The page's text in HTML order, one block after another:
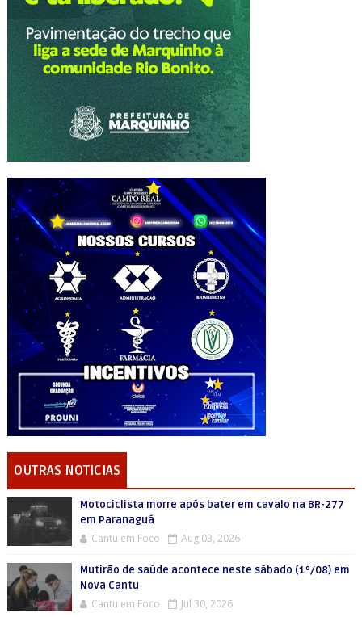
OUTRAS NOTICIAS
Motociclista morre após bater em cavalo na BR-277
em Paranaguá
Cantu em Foco Aug 03, 2026
Mutirão de saúde acontece neste sábado (1º/08) em
Nova Cantu
Cantu em Foco Jul 30, 2026